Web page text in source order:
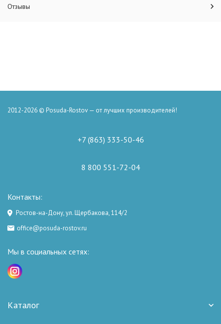
Отзывы
2012-2026 © Posuda-Rostov — от лучших производителей!
+7 (863) 333-50-46
8 800 551-72-04
Контакты:
Ростов-на-Дону, ул. Щербакова, 114/2
office@posuda-rostov.ru
Мы в социальных сетях:
Каталог